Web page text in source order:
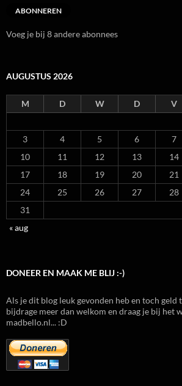
ABONNEREN
Voeg je bij 8 andere abonnees
AUGUSTUS 2026
M D W D V
3
4 5 6 7
10
11 12 13 14
17
18 19 20 21
24
25 26 27 28
31
« aug
DONEER EN MAAK ME BLIJ :-)
Als je dit blog leuk gevonden heb en toch geld
bijdrage meer dan welkom en draag je bij het
madbello.nl... :D